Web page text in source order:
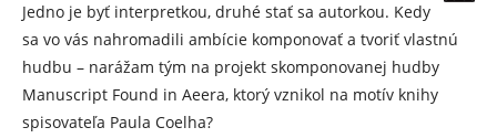
Jedno je byť interpretkou, druhé stať sa autorkou. Kedy
sa vo vás nahromadili ambície komponovať a tvoriť vlastnú
hudbu – narážam tým na projekt skomponovanej hudby
Manuscript Found in Aeera, ktorý vznikol na motív knihy
spisovateľa Paula Coelha?